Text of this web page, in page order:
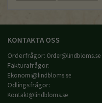
KONTAKTA OSS
Orderfrågor: Order@lindbloms.se
Fakturafrågor:
Ekonomi@lindbloms.se
Odlingsfrågor:
Kontakt@lindbloms.se